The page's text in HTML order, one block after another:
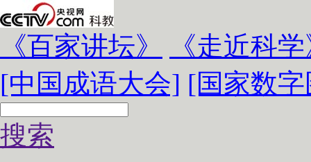
《百家讲坛》
《走近科
[中国成语大会] [国家数
搜索